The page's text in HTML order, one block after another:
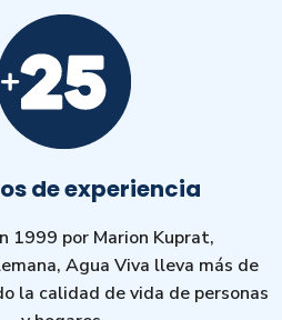
de experiencia
1999 por Marion Kuprat,
Agua Viva lleva más de
la calidad de vida de personas